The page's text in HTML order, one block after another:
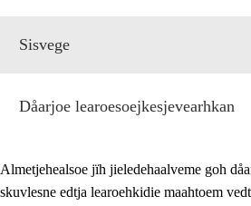
Sisvege
Dåarjoe learoesoejkesjevearhkan
Almetjehealsoe jïh jieledehaalveme goh
skuvlesne edtja learoehkidie maahtoem